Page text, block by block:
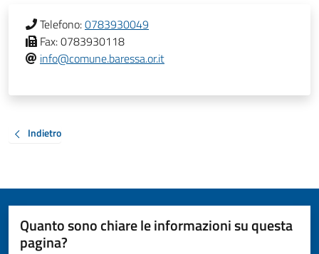
Telefono:0783930049
Fax:0783930118
info@comune.baressa.or.it
Indietro
Quanto sono chiare le informazioni su questa
pagina?